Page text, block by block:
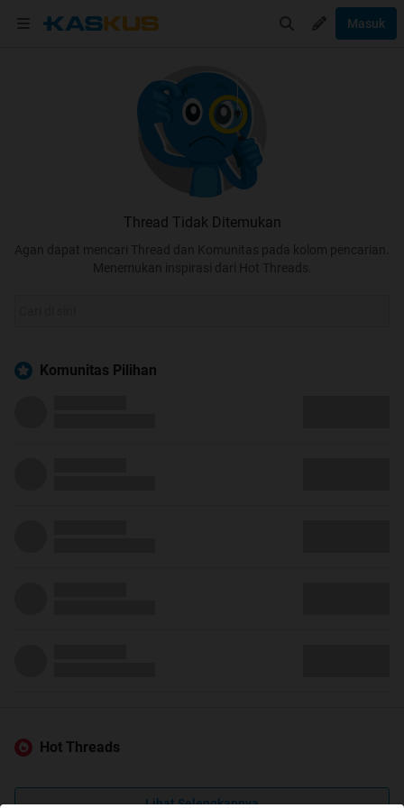
Masuk
Thread Tidak Ditemukan
Agan dapat mencari Thread dan Komunitas pada kolom pencarian.
Menemukan inspirasi dari Hot Threads.
Komunitas Pilihan
Hot Threads
Lihat Selengkapnya